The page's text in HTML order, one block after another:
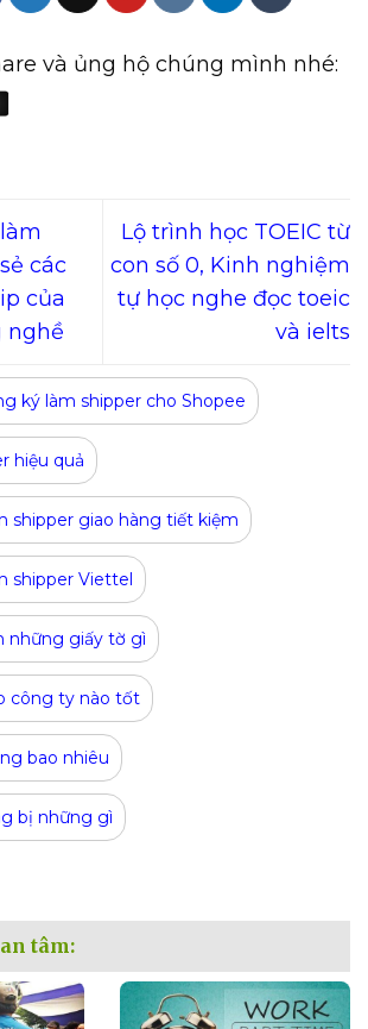
và ủng hộ chúng mình nhé:
các
của
nghề
Lộ trình học TOEIC từ
con số 0, Kinh nghiệm
tự học nghe đọc toeic
và ielts
ký làm shipper cho Shopee
hiệu quả
shipper giao hàng tiết kiệm
shipper Viettel
những giấy tờ gì
công ty nào tốt
bao nhiêu
bị những gì
tâm: